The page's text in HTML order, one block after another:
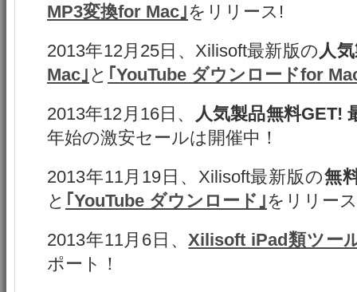
MP3変換for Mac｣をリリース!
2013年12月25日、Xilisoft最新版の人
Mac｣ と ｢YouTube ダウンロードfor
2013年12月16日、 人気製品無料GET!
年始の激安セールは開催中！
2013年11月19日、Xilisoft最新版の無
と ｢YouTube ダウンロード｣をリリー
2013年11月6日、Xilisoft iPad類ツー
ポート！